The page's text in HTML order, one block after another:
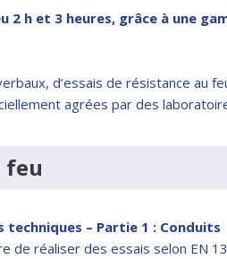
h et 3 heures, grâce à une
d’essais de résistance au
agrées par des
feu
techniques – Partie 1 : Conduits
de réaliser des essais selon EN